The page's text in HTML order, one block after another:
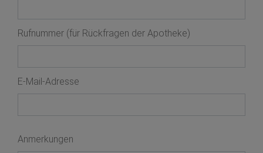
Rufnummer (für Rückfragen der Apotheke)
E-Mail-Adresse
Anmerkungen